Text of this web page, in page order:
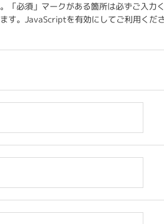
「必須」マークがある箇所は必ずご入力く
す。JavaScriptを有効にしてご利用くださ